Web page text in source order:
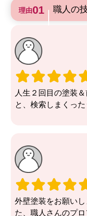
理由 職人の
人生２回目の塗装
と、検索しまくっ
これからも長いお
かと相談しやすい
す。
外壁塗装をお願い
た、職人さんのプ